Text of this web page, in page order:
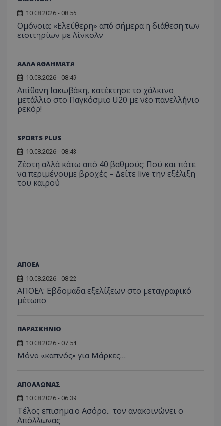
10.08.2026 - 08:56
Ομόνοια: «Ελεύθερη» από σήμερα η διάθεση των
εισιτηρίων με Λίνκολν
ΑΛΛΑ ΑΘΛΗΜΑΤΑ
10.08.2026 - 08:49
Απίθανη Ιακωβάκη, κατέκτησε το χάλκινο
μετάλλιο στο Παγκόσμιο U20 με νέο πανελλήνιο
ρεκόρ!
SPORTS PLUS
10.08.2026 - 08:43
Ζέστη αλλά κάτω από 40 βαθμούς: Πού και πότε
να περιμένουμε βροχές – Δείτε live την εξέλιξη
του καιρού
ΑΠΟΕΛ
10.08.2026 - 08:22
ΑΠΟΕΛ: Εβδομάδα εξελίξεων στο μεταγραφικό
μέτωπο
ΠΑΡΑΣΚΗΝΙΟ
10.08.2026 - 07:54
Μόνο «καπνός» για Μάρκες…
ΑΠΟΛΛΩΝΑΣ
10.08.2026 - 06:39
Tέλος επισημα ο Ασόρο... τον ανακοινώνει ο
Απόλλωνας